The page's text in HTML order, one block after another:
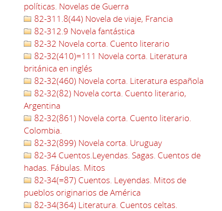
políticas. Novelas de Guerra
82-311.8(44) Novela de viaje, Francia
82-312.9 Novela fantástica
82-32 Novela corta. Cuento literario
82-32(410)=111 Novela corta. Literatura
británica en inglés
82-32(460) Novela corta. Literatura española
82-32(82) Novela corta. Cuento literario,
Argentina
82-32(861) Novela corta. Cuento literario.
Colombia.
82-32(899) Novela corta. Uruguay
82-34 Cuentos.Leyendas. Sagas. Cuentos de
hadas. Fábulas. Mitos
82-34(=87) Cuentos. Leyendas. Mitos de
pueblos originarios de América
82-34(364) Literatura. Cuentos celtas.